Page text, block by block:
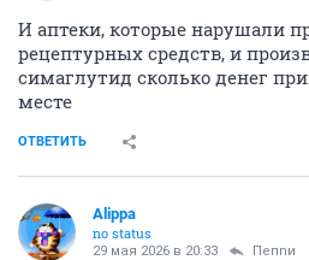
И аптеки, которые нарушали
рецептурных средств, и
симаглутид сколько денег
месте
ОТВЕТИТЬ
Alippa
no status
29 мая 2026 в 20:33 Пепnи